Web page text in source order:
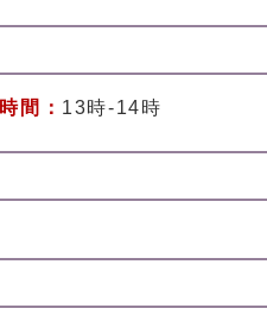
時間： 13時-14時